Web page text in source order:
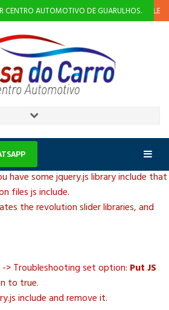
AUTOMOTIVO DE GUARULHOS.
INJEÇÃO ELETRÔNICA
have some jquery.js library include that
files js include.
the revolution slider libraries, and
> Troubleshooting set option: Put JS
to true.
include and remove it.